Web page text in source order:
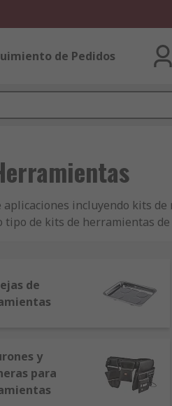
de Pedidos
incluyendo kits
de kits de herramientas
de
y
para